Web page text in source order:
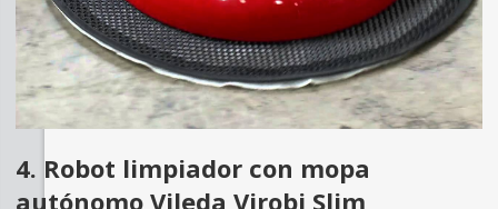
4. Robot limpiador con mopa
autónomo Vileda Virobi Slim